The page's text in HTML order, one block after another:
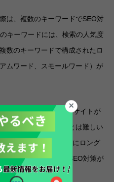
は、複数のキーワードでSEO対
キーワードには、検索の人気度
数のキーワードで構成されたロ
ムワード、スモールワード）が
策は可能ですが、競合サイトが
で上位表示させることは難しい
おすすめ」というようにロング
、競合サイトは減りSEO対策が